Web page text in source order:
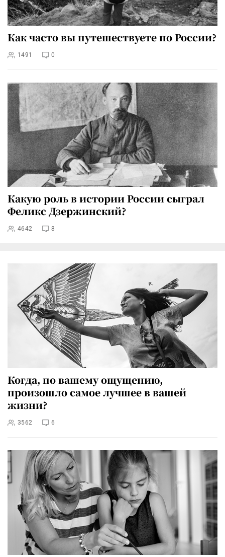
Как часто вы путешествуете по России?
1491 0
Какую роль в истории России сыграл
Феликс Дзержинский?
4642 8
Когда, по вашему ощущению,
произошло самое лучшее в вашей
жизни?
3562 6